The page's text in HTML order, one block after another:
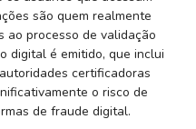
são quem realmente
ao processo de validação
digital é emitido, que inclui
certificadoras
o risco de
de fraude digital.